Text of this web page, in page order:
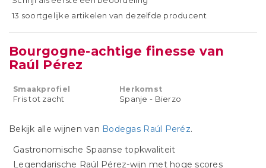
13 soortgelijke artikelen van dezelfde producent
Bourgogne-achtige finesse van
Raúl Pérez
Smaakprofiel
Fris tot zacht
Herkomst
Spanje - Bierzo
Bekijk alle wijnen van Bodegas Raúl Peréz.
Gastronomische Spaanse topkwaliteit
Legendarische Raúl Pérez-wijn met hoge scores